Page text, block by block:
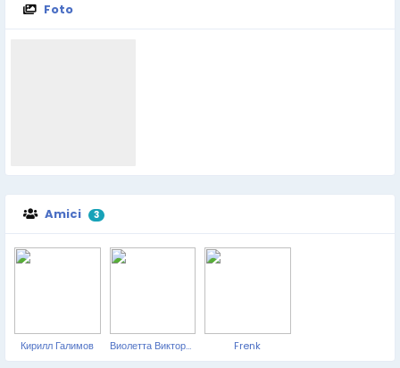
Foto
Amici 3
Кирилл Галимов Виолетта Викторовна Frenk